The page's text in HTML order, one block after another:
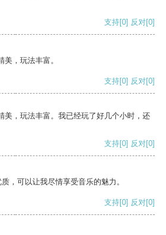
支持[0] 反对[0]
，玩法丰富。
支持[0] 反对[0]
美，玩法丰富。我已经玩了好几个小时，还
支持[0] 反对[0]
，可以让我尽情享受音乐的魅力。
支持[0] 反对[0]